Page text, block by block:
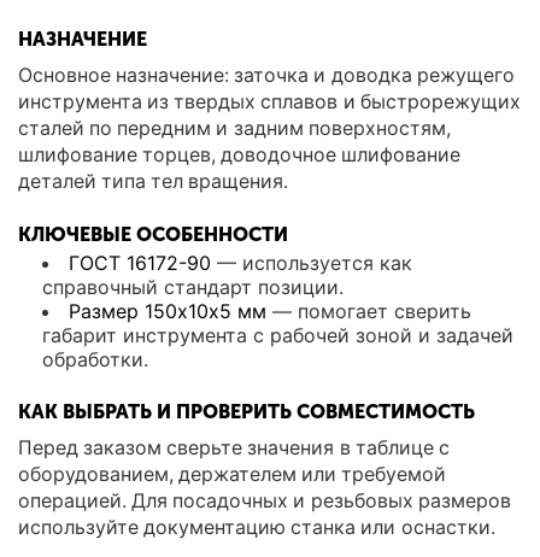
НАЗНАЧЕНИЕ
Основное назначение: заточка и доводка режущего
инструмента из твердых сплавов и быстрорежущих
сталей по передним и задним поверхностям,
шлифование торцев, доводочное шлифование
деталей типа тел вращения.
КЛЮЧЕВЫЕ ОСОБЕННОСТИ
ГОСТ 16172-90 — используется как
справочный стандарт позиции.
Размер 150х10х5 мм — помогает сверить
габарит инструмента с рабочей зоной и задачей
обработки.
КАК ВЫБРАТЬ И ПРОВЕРИТЬ СОВМЕСТИМОСТЬ
Перед заказом сверьте значения в таблице с
оборудованием, держателем или требуемой
операцией. Для посадочных и резьбовых размеров
используйте документацию станка или оснастки.